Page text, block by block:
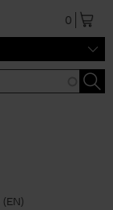
0
(EN)